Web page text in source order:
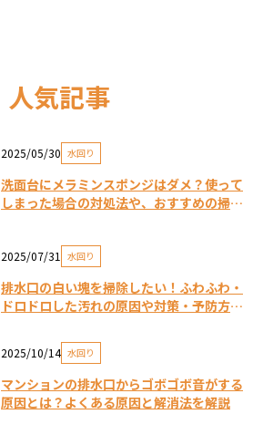
人気記事
2025/05/30 水回り
洗面台にメラミンスポンジはダメ？使って
しまった場合の対処法や、おすすめの掃除
2025/07/31 水回り
排水口の白い塊を掃除したい！ふわふわ・
ドロドロした汚れの原因や対策・予防方法
2025/10/14 水回り
マンションの排水口からゴボゴボ音がする
原因とは？よくある原因と解消法を解説